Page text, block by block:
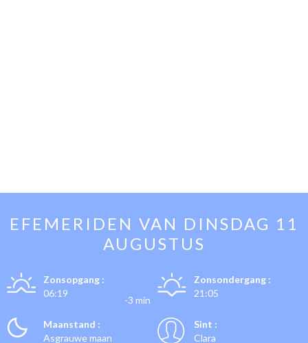
EFEMERIDEN VAN DINSDAG 11
AUGUSTUS
Zonsopgang :
06:19
-3 min
Zonsondergang :
21:05
Maanstand :
Asgrauwe maan
Sint :
Clara